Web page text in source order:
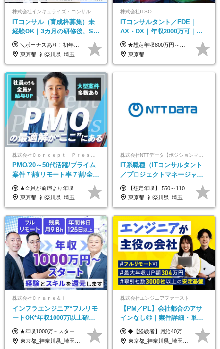
株式会社インキュライズ・コンサルティング
ITコンサル（育成枠募集）未
経験OK｜3カ月の研修後、SE
からコンサルへステップアッ
プ｜リモート8割以上
＼ボーナスあり！初年度から年収300万円以上／ ■月給24万2,200円～35万円＋賞与＋各種手当 ※経験・年齢・能力等を考慮し決定いたします。 ※試用期間中（3カ月）は契約社員で、月給21万円＋諸手当になります。 （試用期間中は残業が発生しません。その他の待遇に変更はありません。） ＼自分の市場価値が上がる／ 定量評価×定性評価の明確な基準での評価制度を設けており、自分の目標達成度合いや仕事に対しての姿勢が給与にも反映されるようになっています。そのため、平均昇給額は40万円以上！100万円以上昇給する人もいます！ 【固定残業代について】 固定残業30時間分（46,000円～69,375円）を含む ※超過分は別途全額支給
東京都_神奈川県_埼玉県_千葉県_大阪府_愛知県_北海道_青森県_岩手県_宮城県_秋田県_山形県_福島県_茨城県_栃木県_群馬県_新潟県_山梨県_長野県_富山県_石川県_福井県_静岡県_岐阜県_三重県_兵庫県_京都府_滋賀県_奈良県_和歌山県_広島県_岡山県_鳥取県_島根県_山口県_徳島県_香川県_愛媛県_高知県_福岡県_熊本県_佐賀県_長崎県_大分県_宮崎県_鹿児島県_沖縄県
株式会社ITSO
ITコンサルタント／FDE｜
AX・DX｜年収2000万可｜取
引先の9割が大手企業｜残業月
10h｜リモート案件有
★想定年収800万円～最大2000万円可 ★前職給与を考慮 ★ストックオプション付与あり（IPO間近） ★昇給制度あり ┗入社6カ月後に3％以上の昇給があります。その後、業績に合わせて適宜、昇給します。 月給66万円～166.6万円 ※経験、スキルにあわせて相談のうえ決定します。 ※残業手当は残業時間に応じて別途全額支給 ※試用期間6ヶ月（期間中、給与・待遇に差異はありません）
東京都
PMO/20～50代活躍/プライム
案件７割/リモート率７割/全員
前職より年収UP/有給取得率
100%
★全員が前職より年収UPを実現！ ★前職給与より120％アップ実績あり ★前職給与を最大限に考慮 ★入社4年目で年収800万円の社員も在籍！ 年俸420万円～960万円（1/12を毎月支給）＋インセンティブ＋各種手当 ※経験・スキルを考慮の上、決定します ※試用期間6ヶ月あり（期間中の給与、待遇に差異はありません） ※上記金額には固定残業代(月20時間／月5.6万円)を含みます ※超過分は別途全額支給します
東京都_神奈川県_埼玉県_千葉県
IT系職種（ITコンサルタント
／プロジェクトマネージャー
／ITアーキテクト）
【想定年収】 550～1100万 【想定役職】 課長代理 主任 一般 ※これまでの経験・年齢などを考慮し、当社給与規則に基づき決定します。 ※残業手当 一般社員（定型勤務・フレックスタイム制）の場合：時間外労働連動支給 一般社員（専門業務型裁量労働制）・管理職の場合：なし 裁量労働の場合について裁量労働手当がございますが、超過分の時間外手当の支給はありません。 （固定残業手当ではないため） ※裁量労働手当 一般社員（専門業務型裁量労働制）の場合：別途、裁量労働手当の支給がございます。
東京都_神奈川県_埼玉県_千葉県_大阪府_愛知県_北海道_青森県_岩手県_宮城県_秋田県_山形県_福島県_茨城県_栃木県_群馬県_新潟県_山梨県_長野県_富山県_石川県_福井県_静岡県_岐阜県_三重県_兵庫県_京都府_滋賀県_奈良県_和歌山県_広島県_岡山県_鳥取県_島根県_山口県_徳島県_香川県_愛媛県_高知県_福岡県_熊本県_佐賀県_長崎県_大分県_宮崎県_鹿児島県_沖縄県
株式会社Ｃｒａｎｅ＆Ｉ
インフラエンジニア*フルリモ
ートOK*年収1000万以上確約*
前職給与保障*残業月9.8h*40
代50代活躍
★年収1000万～スタート！ 年俸1,000万円～1,162万8,000円（12分割） ※経験・スキルを考慮の上決定します ※上記金額には固定残業代（月30h分・158,400円～184,000円）を含みます ※超過分は別途全額支給します ※試用期間2ヶ月間あり（その他待遇に差異はありません）
東京都_神奈川県_埼玉県_千葉県_大阪府_愛知県_北海道_青森県_岩手県_宮城県_秋田県_山形県_福島県_茨城県_栃木県_群馬県_新潟県_山梨県_長野県_富山県_石川県_福井県_静岡県_岐阜県_三重県_兵庫県_京都府_滋賀県_奈良県_和歌山県_広島県_岡山県_鳥取県_島根県_山口県_徳島県_香川県_愛媛県_高知県_福岡県_熊本県_佐賀県_長崎県_大分県_宮崎県_鹿児島県_沖縄県
株式会社エンジニアファースト
【PM／PL】会社都合のアサ
インなし◎｜案件詳細・単
価・給与テーブル全公開！働
き方も年収も自分で選べる！
◆【経験者】月給40万円～120万円(固定残業代含む)+各種手当 ※月30時間（76,000円～）の固定残業代を含みます。 ※上記を超える時間外労働分は追加で支給。 ※6ヶ月の試用期間あり（条件に変動なし） ・年収平均176万円アップ ・前職給与を保証 ◆単価連動性×還元率84％～100％で収入の大幅UPが可能 ・案件単価が月50万円の場合：年収417万円 ・案件単価が月70万円の場合：年収584万円 ・案件単価が月100万円の場合：年収834万円
東京都_神奈川県_埼玉県_千葉県_大阪府_愛知県_北海道_青森県_岩手県_宮城県_秋田県_山形県_福島県_茨城県_栃木県_群馬県_新潟県_山梨県_長野県_富山県_石川県_福井県_静岡県_岐阜県_三重県_兵庫県_京都府_滋賀県_奈良県_和歌山県_広島県_岡山県_鳥取県_島根県_山口県_徳島県_香川県_愛媛県_高知県_福岡県_熊本県_佐賀県_長崎県_大分県_宮崎県_鹿児島県_沖縄県